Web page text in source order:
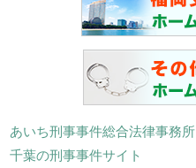
あいち刑事事件総合法律事務所
千葉の刑事事件サイト